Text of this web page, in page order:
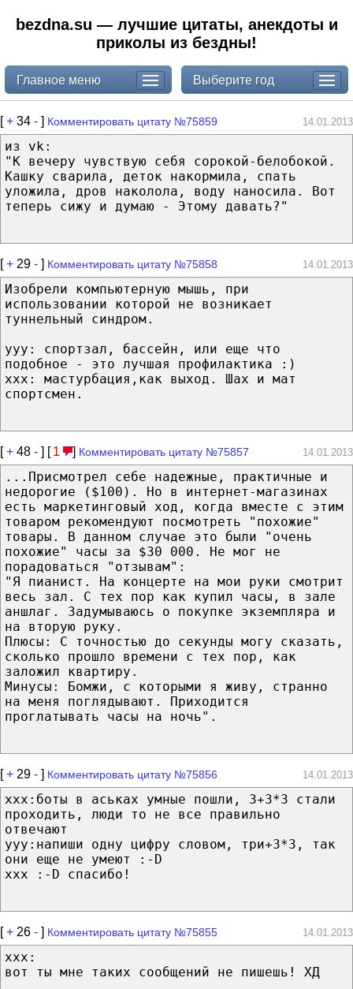
bezdna.su — лучшие цитаты, анекдоты и
приколы из бездны!
Главное меню Выберите год
[+ 34 - ] Комментировать цитату №75859 14.01.2013
из vk:
"К вечеру чувствую себя сорокой-белобокой.
Кашку сварила, деток накормила, спать
уложила, дров наколола, воду наносила. Вот
теперь сижу и думаю - Этому давать?"
[+ 29 - ] Комментировать цитату №75858 14.01.2013
Изобрели компьютерную мышь, при
использовании которой не возникает
туннельный синдром.
yyy: спортзал, бассейн, или еще что
подобное - это лучшая профилактика :)
xxx: мастурбация,как выход. Шах и мат
спортсмен.
[+ 48 - ] [ 1 ] Комментировать цитату №75857 14.01.2013
...Присмотрел себе надежные, практичные и
недорогие ($100). Но в интернет-магазинах
есть маркетинговый ход, когда вместе с этим
товаром рекомендуют посмотреть "похожие"
товары. В данном случае это были "очень
похожие" часы за $30 000. Не мог не
порадоваться "отзывам":
"Я пианист. На концерте на мои руки смотрит
весь зал. С тех пор как купил часы, в зале
аншлаг. Задумываюсь о покупке экземпляра и
на вторую руку.
Плюсы: С точностью до секунды могу сказать,
сколько прошло времени с тех пор, как
заложил квартиру.
Минусы: Бомжи, с которыми я живу, странно
на меня поглядывают. Приходится
проглатывать часы на ночь".
[+ 29 - ] Комментировать цитату №75856 14.01.2013
ххх:боты в аськах умные пошли, 3+3*3 стали
проходить, люди то не все правильно
отвечают
ууу:напиши одну цифру словом, три+3*3, так
они еще не умеют :-D
ххх :-D спасибо!
[+ 26 - ] Комментировать цитату №75855 14.01.2013
xxx:
вот ты мне таких сообщений не пишешь! ХД